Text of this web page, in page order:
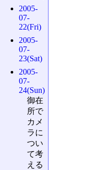
2005-
07-
22(Fri)
2005-
07-
23(Sat)
2005-
07-
24(Sun)
御在
所で
カメ
ラに
つい
て考
える